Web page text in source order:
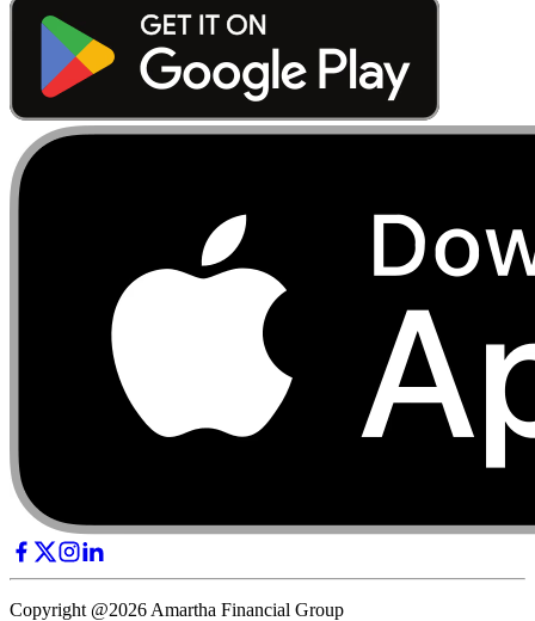
Copyright @2026 Amartha Financial Group